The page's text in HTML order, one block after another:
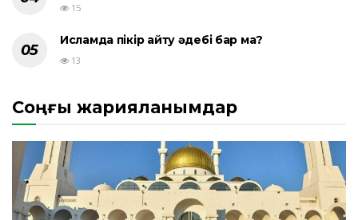
15
Исламда пікір айту әдебі бар ма?
13
Соңғы жарияланымдар